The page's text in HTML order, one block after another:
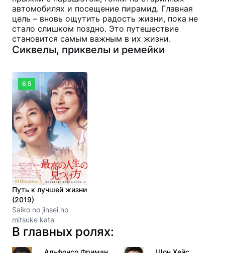
автомобилях и посещение пирамид. Главная
цель – вновь ощутить радость жизни, пока не
стало слишком поздно. Это путешествие
становится самым важным в их жизни.
Сиквелы, приквелы и ремейки
6.5
Путь к лучшей жизни
(2019)
Saiko no jinsei no
mitsuke kata
В главных ролях: